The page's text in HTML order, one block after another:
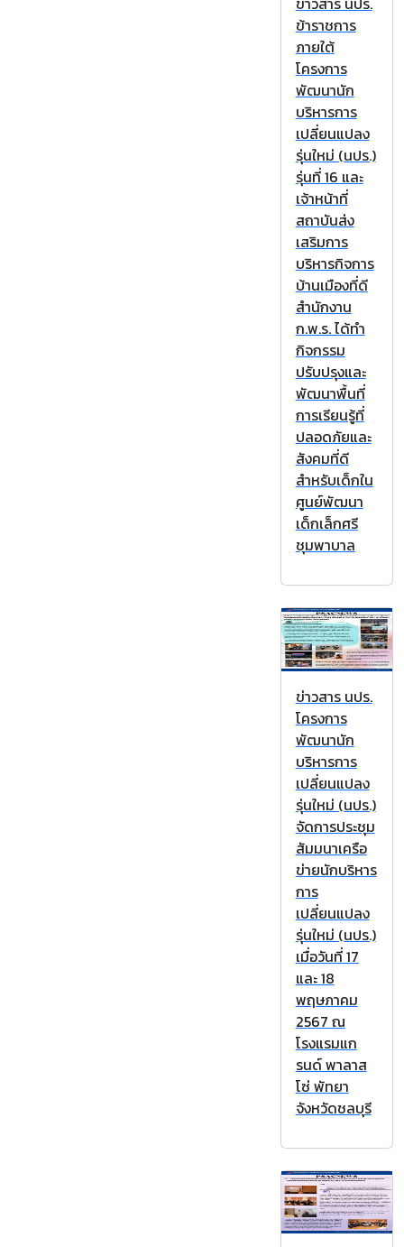
ข้าราชการ
ภายใต้
โครงการ
พัฒนานัก
บริหารการ
เปลี่ยนแปลง
รุ่นใหม่ (นปร.)
รุ่นที่ 16 และ
เจ้าหน้าที่
สถาบันส่ง
เสริมการ
บริหารกิจการ
บ้านเมืองที่ดี
สำนักงาน
ก.พ.ร. ได้ทำ
กิจกรรม
ปรับปรุงและ
พัฒนาพื้นที่
การเรียนรู้ที่
ปลอดภัยและ
สังคมที่ดี
สำหรับเด็กใน
ศูนย์พัฒนา
เด็กเล็กศรี
ชุมพาบาล
ข่าวสาร นปร.
โครงการ
พัฒนานัก
บริหารการ
เปลี่ยนแปลง
รุ่นใหม่ (นปร.)
จัดการประชุม
สัมมนาเครือ
ข่ายนักบริหาร
การ
เปลี่ยนแปลง
รุ่นใหม่ (นปร.)
เมื่อวันที่ 17
และ 18
พฤษภาคม
2567 ณ
โรงแรมแก
รนด์ พาลาส
โซ่ พัทยา
จังหวัดชลบุรี